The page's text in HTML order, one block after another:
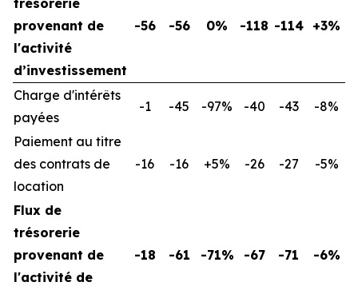
trésorerie
provenant de
l'activité
d’investissement
-56 -56 0% -118 -114 +3%
Charge d'intérêts
payées
-1 -45 -97% -40 -43 -8%
Paiement au titre
des contrats de
location
-16 -16 +5% -26 -27 -5%
Flux de
trésorerie
provenant de
l'activité de
-18 -61 -71% -67 -71 -6%